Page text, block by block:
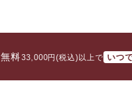
33,000円(税込)以上で いつでも